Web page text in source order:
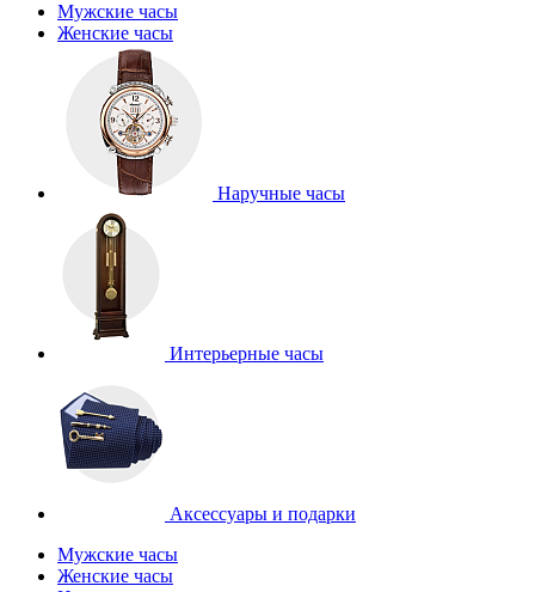
Мужские часы
Женские часы
Наручные часы
Интерьерные часы
Аксессуары и подарки
Мужские часы
Женские часы